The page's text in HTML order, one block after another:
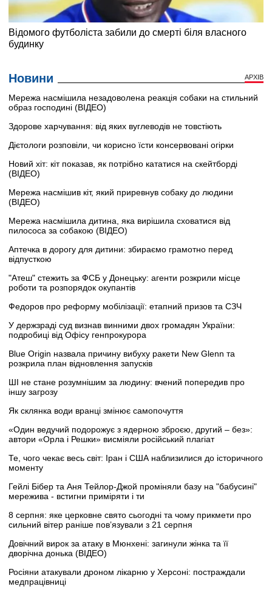
Новини АРХІВ
Мережа насмішила незадоволена реакція собаки на стильний
образ господині (ВІДЕО)
Здорове харчування: від яких вуглеводів не товстіють
Дієтологи розповіли, чи корисно їсти консервовані огірки
Новий хіт: кіт показав, як потрібно кататися на скейтборді
(ВІДЕО)
Мережа насмішив кіт, який приревнув собаку до людини
(ВІДЕО)
Мережа насмішила дитина, яка вирішила сховатися від
пилососа за собакою (ВІДЕО)
Аптечка в дорогу для дитини: збираємо грамотно перед
відпусткою
"Атеш" стежить за ФСБ у Донецьку: агенти розкрили місце
роботи та розпорядок окупантів
Федоров про реформу мобілізації: етапний призов та СЗЧ
У держзраді суд визнав винними двох громадян України:
подробиці від Офісу генпрокурора
Blue Origin назвала причину вибуху ракети New Glenn та
розкрила план відновлення запусків
ШІ не стане розумнішим за людину: вчений попередив про
іншу загрозу
Як склянка води вранці змінює самопочуття
«Один ведучий подорожує з ядерною зброєю, другий – без»:
автори «Орла і Решки» висміяли російський плагіат
Те, чого чекає весь світ: Іран і США наблизилися до історичного
моменту
Гейлі Бібер та Аня Тейлор-Джой проміняли базу на "бабусині"
мережива - встигни приміряти і ти
8 серпня: яке церковне свято сьогодні та чому прикмети про
сильний вітер раніше пов’язували з 21 серпня
Довічний вирок за атаку в Мюнхені: загинули жінка та її
дворічна донька (ВІДЕО)
Росіяни атакували дроном лікарню у Херсоні: постраждали
медпрацівниці